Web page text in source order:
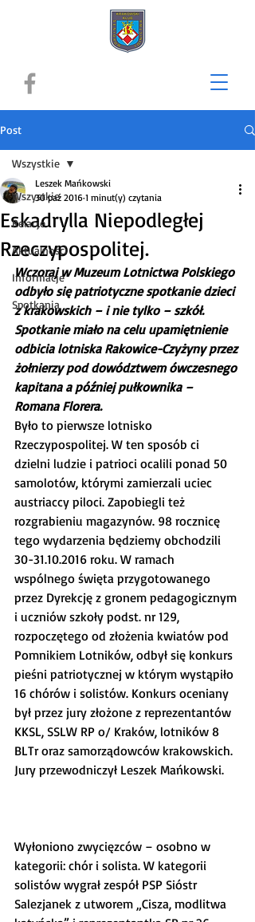
Post
Wszystkie
Relacje
Aktualności
Informacje
Spotkania
Wszystkie
Eskadrylla Niepodległej
Rzeczypospolitej.
Leszek Mańkowski
30 paź 2016 1 minut(y) czytania
Wczoraj w Muzeum Lotnictwa Polskiego
odbyło się patriotyczne spotkanie dzieci
z krakowskich – i nie tylko – szkół.
Spotkanie miało na celu upamiętnienie
odbicia lotniska Rakowice-Czyżyny przez
żołnierzy pod dowództwem ówczesnego
kapitana a później pułkownika –
Romana Florera.
Było to pierwsze lotnisko
Rzeczypospolitej. W ten sposób ci
dzielni ludzie i patrioci ocalili ponad 50
samolotów, którymi zamierzali uciec
austriaccy piloci. Zapobiegli też
rozgrabieniu magazynów. 98 rocznicę
tego wydarzenia będziemy obchodzili
30-31.10.2016 roku. W ramach
wspólnego święta przygotowanego
przez Dyrekcję z gronem pedagogicznym
i uczniów szkoły podst. nr 129,
rozpoczętego od złożenia kwiatów pod
Pomnikiem Lotników, odbył się konkurs
pieśni patriotycznej w którym wystąpiło
16 chórów i solistów. Konkurs oceniany
był przez jury złożone z reprezentantów
KKSL, SSLW RP o/ Kraków, lotników 8
BLTr oraz samorządowców krakowskich.
Jury przewodniczył Leszek Mańkowski.
Wyłoniono zwycięzców – osobno w
kategorii: chór i solista. W kategorii
solistów wygrał zespół PSP Sióstr
Salezjanek z utworem „Cisza, modlitwa